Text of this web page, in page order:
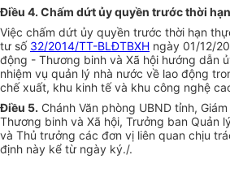
Điều 4. Chấm dứt ủy quyền trước thời hạn
Việc chấm dứt ủy quyền trước thời hạn
tư số 32/2014/TT-BLĐTBXH ngày 01/12/
động - Thương binh và Xã hội hướng dẫn
nhiệm vụ quản lý nhà nước về lao động
chế xuất, khu kinh tế và khu công nghệ
Điều 5. Chánh Văn phòng UBND tỉnh,
Thương binh và Xã hội, Trưởng ban Quản
và Thủ trưởng các đơn vị liên quan chịu
định này kể từ ngày ký./.